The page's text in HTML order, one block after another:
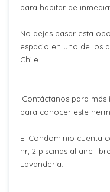
para habitar de
No dejes pasar esta
espacio en uno de los
Chile.
¡Contáctanos para
para conocer este
El Condominio cuenta
hr, 2 piscinas al aire
Lavandería.